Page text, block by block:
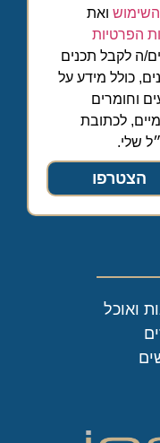
ואת
הפרטיות
ה לקבל תכנים
כולל מידע על
וחומרים
לכתובת
שלי.
הצטרפו
ואוכל